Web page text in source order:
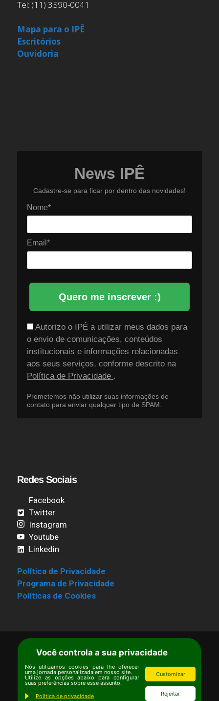
Tel: (11) 3590-0041
Mapa para o IPÊ
Escritórios
Ouvidoria
News IPÊ
Cadastre-se para ficar por dentro das novidades!
Nome*
Email*
Quero me inscrever :)
Autorizo o IPÊ a utilizar meus dados para
o envio de comunicações, conteúdos
institucionais e informações relacionadas
aos seus serviços, conforme descrito na
Política de Privacidade .
Prometemos não utilizar suas informações de
contato para enviar qualquer tipo de SPAM.
Redes Sociais
Facebook
Twitter
Instagram
Youtube
Linkedin
Política de Privacidade
Programa de Privacidade
Políticas de Cookies
Termos de Uso |Estatuto
Copyright © Ipê – Instituto de Pesquisas
Ecológicas.
Email:
ipe@ipe.org.br
Você controla a sua privacidade
Nós utilizamos cookies para lhe oferecer
uma jornada personalizada em nosso site.
Utilize as opções abaixo para configurar
suas preferências sobre esse assunto.
Politica de privacidade
Customizar
Rejeitar